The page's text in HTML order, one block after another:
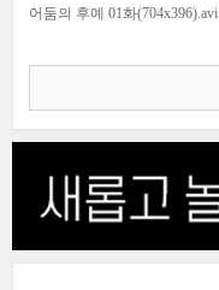
어둠의 후예 01화(704x396).avi